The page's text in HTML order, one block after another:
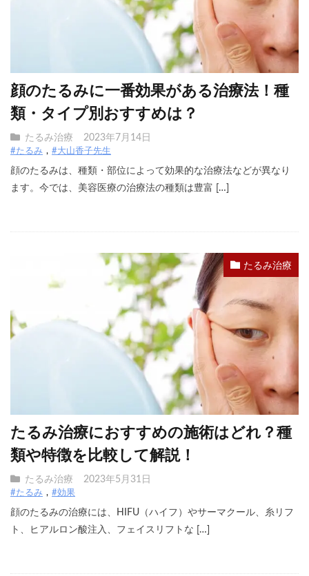
顔のたるみに一番効果がある治療法！種
類・タイプ別おすすめは？
たるみ治療 2023年7月14日
#たるみ #大山香子先生
顔のたるみは、種類・部位によって効果的な治療法などが異なり
ます。今では、美容医療の治療法の種類は豊富 […]
たるみ治療
たるみ治療におすすめの施術はどれ？種
類や特徴を比較して解説！
たるみ治療 2023年5月31日
#たるみ #効果
顔のたるみの治療には、HIFU（ハイフ）やサーマクール、糸リフ
ト、ヒアルロン酸注入、フェイスリフトな […]